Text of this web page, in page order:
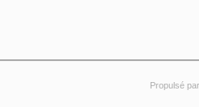
Propulsé